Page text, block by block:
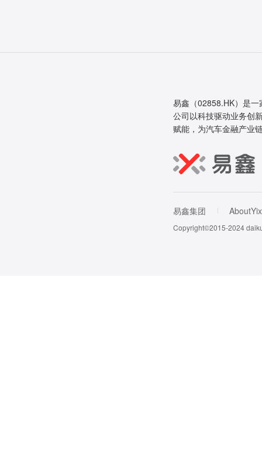
易鑫（02858.HK）是
公司以科技驱动业务创
赋能，为汽车金融产业
易鑫集团
Copyright©2015-2024